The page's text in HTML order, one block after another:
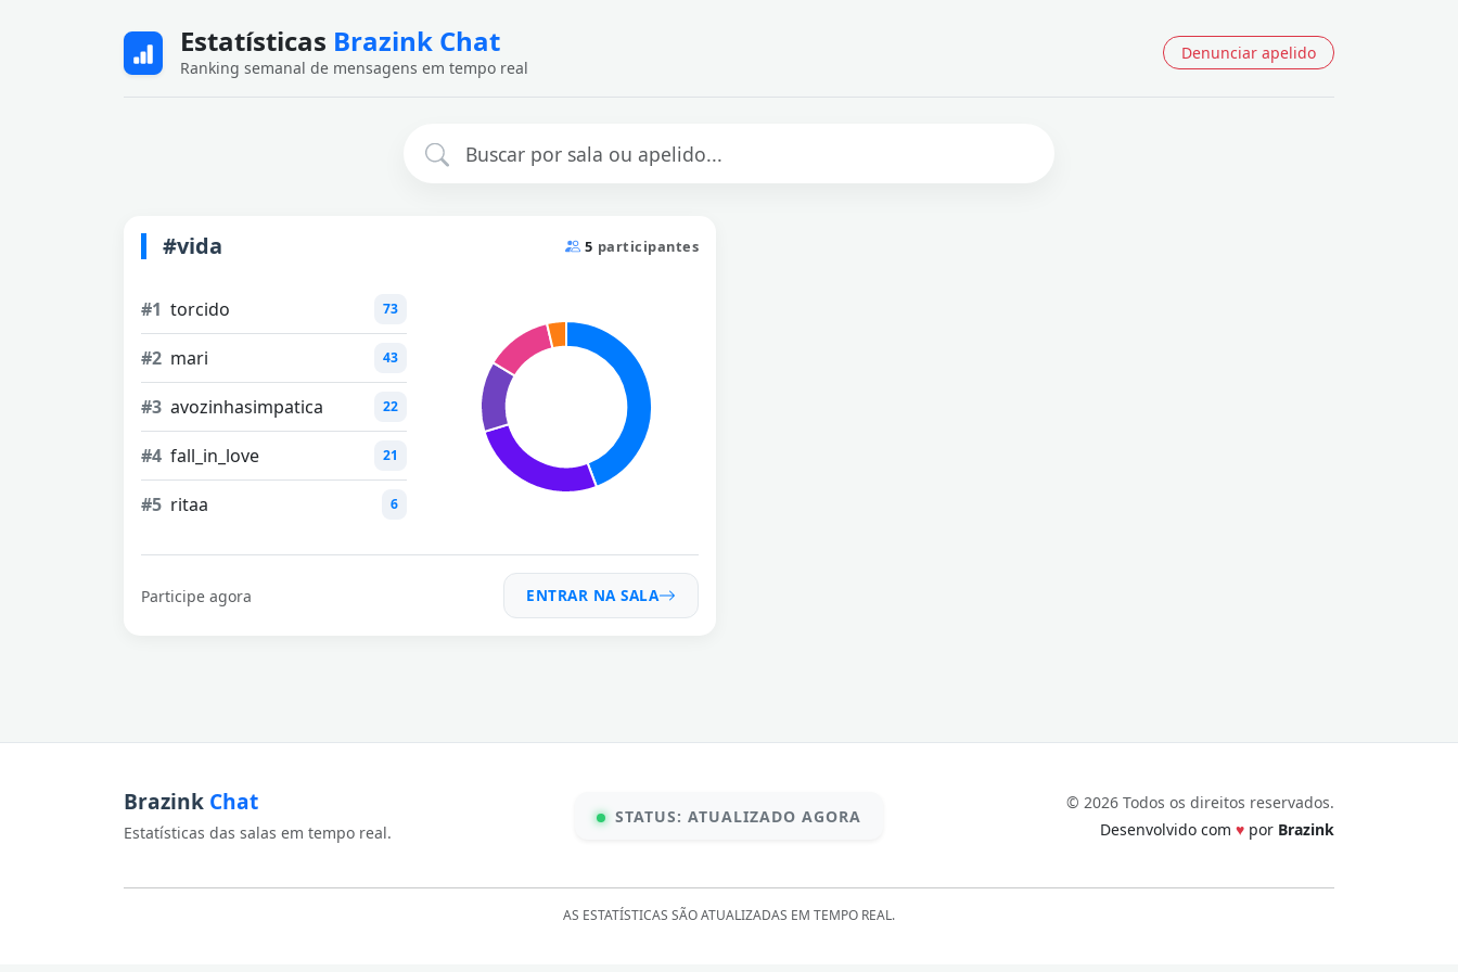
Estatísticas Brazink Chat
Ranking semanal de mensagens em tempo real
Denunciar apelido
#vida 5 participantes
#1 torcido 73
#2 mari 43
#3 avozinhasimpatica 22
#4 fall_in_love 21
#5 ritaa 6
Participe agora ENTRAR NA SALA
Brazink Chat
Estatísticas das salas em tempo real.
STATUS: ATUALIZADO AGORA
© 2026 Todos os direitos reservados.
Desenvolvido com ♥ por Brazink
AS ESTATÍSTICAS SÃO ATUALIZADAS EM TEMPO REAL.